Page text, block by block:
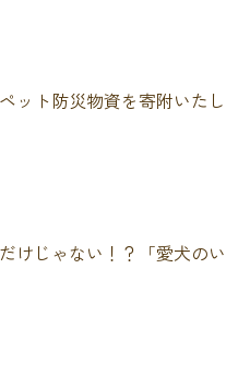
ット防災物資を寄附いたし
けじゃない！？「愛犬のい